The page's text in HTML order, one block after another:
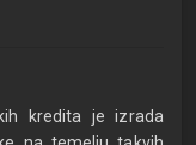
kredita je izrada